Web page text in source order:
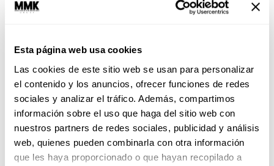
Esta página web usa cookies
Las cookies de este sitio web se usan para personalizar
el contenido y los anuncios, ofrecer funciones de redes
sociales y analizar el tráfico. Además, compartimos
información sobre el uso que haga del sitio web con
nuestros partners de redes sociales, publicidad y análisis
web, quienes pueden combinarla con otra información
que les haya proporcionado o que hayan recopilado a
Los cambios hormonales no solo te afectan
físicamente, estos son algunos de los efectos
que tiene la menopausia en ti:
Irritabilidad, combinada con enojo, tensión,
intolerancia, hostilidad, coraje y pérdida
de control; es uno de los síntomas más
mencionados